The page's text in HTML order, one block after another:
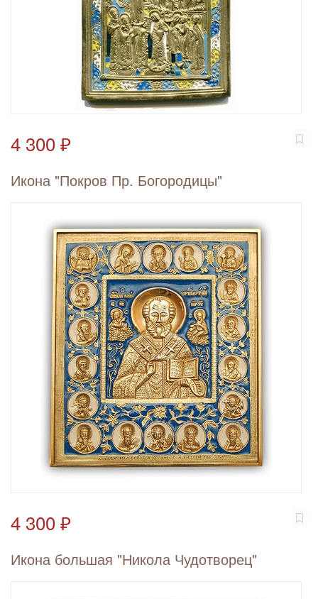
4 300 ₽
Икона "Покров Пр. Богородицы"
4 300 ₽
Икона большая "Никола Чудотворец"